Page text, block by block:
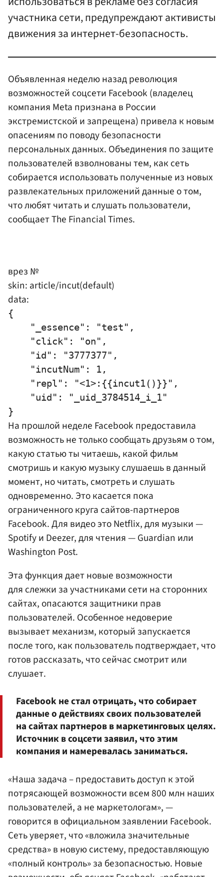
участника сети, предупреждают активисты
движения за интернет-безопасность.
Объявленная неделю назад революция
возможностей соцсети Facebook (владелец
компания Meta признана в России
экстремистской и запрещена) привела к новым
опасениям по поводу безопасности
персональных данных. Объединения по защите
пользователей взволнованы тем, как сеть
собирается использовать полученные из новых
развлекательных приложений данные о том,
что любят читать и слушать пользователи,
сообщает The Financial Times.
врез №
skin: article/incut(default)
data:
{
    "_essence": "test",
    "click": "on",
    "id": "3777377",
    "incutNum": 1,
    "repl": "<1>:{{incut1()}}",
    "uid": "_uid_3784514_i_1"
На прошлой неделе Facebook предоставила
возможность не только сообщать друзьям о том,
какую статью ты читаешь, какой фильм
смотришь и какую музыку слушаешь в данный
момент, но читать, смотреть и слушать
одновременно. Это касается пока
ограниченного круга сайтов-партнеров
Facebook. Для видео это Netflix, для музыки —
Spotify и Deezer, для чтения — Guardian или
Washington Post.
Эта функция дает новые возможности
для слежки за участниками сети на сторонних
сайтах, опасаются защитники прав
пользователей. Особенное недоверие
вызывает механизм, который запускается
после того, как пользователь подтверждает, что
готов рассказать, что сейчас смотрит или
слушает.
Facebook не стал отрицать, что собирает
данные о действиях своих пользователей
на сайтах партнеров в маркетинговых целях.
Источник в соцсети заявил, что этим
компания и намеревалась заниматься.
«Наша задача – предоставить доступ к этой
потрясающей возможности всем 800 млн наших
пользователей, а не маркетологам», —
говорится в официальном заявлении Facebook.
Сеть уверяет, что «вложила значительные
средства» в новую систему, предоставляющую
«полный контроль» за безопасностью. Новые